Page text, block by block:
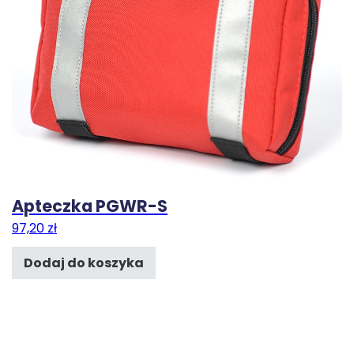
Apteczka PGWR-S
97,20 zł
Dodaj do koszyka